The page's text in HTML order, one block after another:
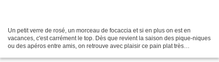
Un petit verre de rosé, un morceau de focaccia et si en plus on est en
vacances, c'est carrément le top. Dès que revient la saison des pique-niques
ou des apéros entre amis, on retrouve avec plaisir ce pain plat très